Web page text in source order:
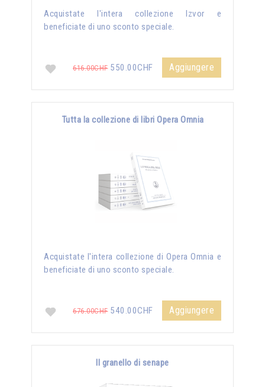
Acquistate l'intera collezione Izvor e
beneficiate di uno sconto speciale.
616.00CHF550.00CHF Aggiungere
Tutta la collezione di libri Opera Omnia
Acquistate l'intera collezione di Opera Omnia e
beneficiate di uno sconto speciale.
676.00CHF540.00CHF Aggiungere
Il granello di senape